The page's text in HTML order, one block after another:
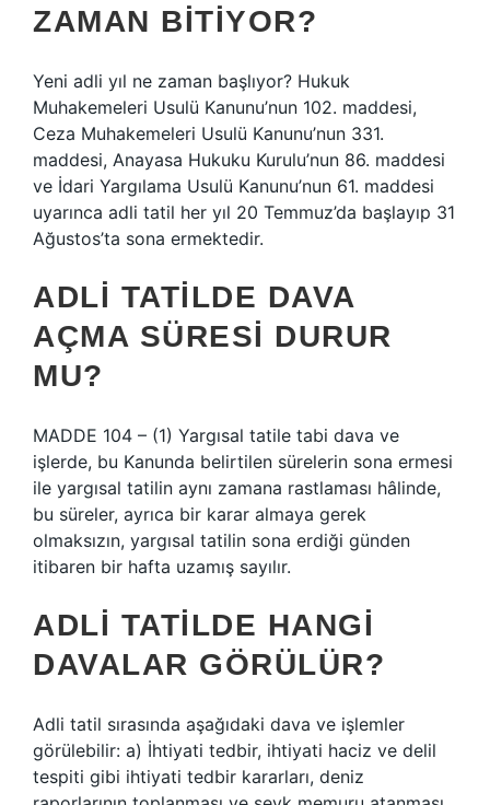
ZAMAN BITIYOR?
Yeni adli yıl ne zaman başlıyor? Hukuk
Muhakemeleri Usulü Kanunu’nun 102. maddesi,
Ceza Muhakemeleri Usulü Kanunu’nun 331.
maddesi, Anayasa Hukuku Kurulu’nun 86. maddesi
ve İdari Yargılama Usulü Kanunu’nun 61. maddesi
uyarınca adli tatil her yıl 20 Temmuz’da başlayıp 31
Ağustos’ta sona ermektedir.
ADLI TATILDE DAVA
AÇMA SÜRESI DURUR
MU?
MADDE 104 – (1) Yargısal tatile tabi dava ve
işlerde, bu Kanunda belirtilen sürelerin sona ermesi
ile yargısal tatilin aynı zamana rastlaması hâlinde,
bu süreler, ayrıca bir karar almaya gerek
olmaksızın, yargısal tatilin sona erdiği günden
itibaren bir hafta uzamış sayılır.
ADLI TATILDE HANGI
DAVALAR GÖRÜLÜR?
Adli tatil sırasında aşağıdaki dava ve işlemler
görülebilir: a) İhtiyati tedbir, ihtiyati haciz ve delil
tespiti gibi ihtiyati tedbir kararları, deniz